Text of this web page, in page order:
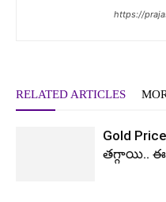
https://
RELATED ARTICLES
Gold
తగ్గాయి..